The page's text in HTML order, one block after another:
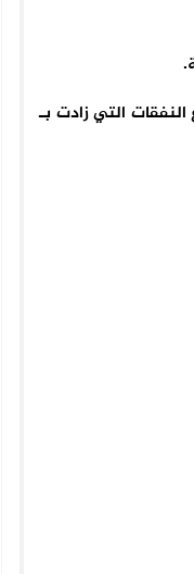
بوتيرة أسرع من ارتفاع النفقات التي زادت بـ